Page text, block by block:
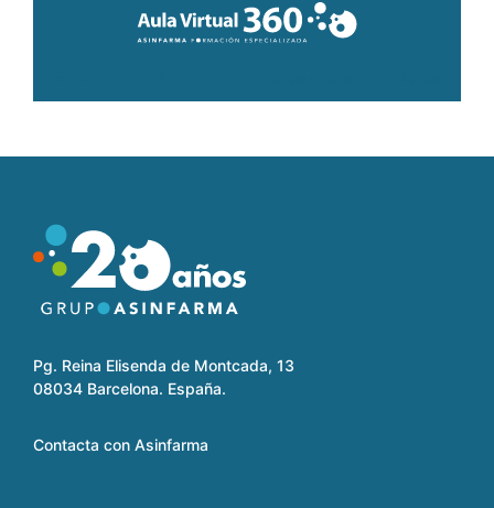
Pg. Reina Elisenda de Montcada, 13
08034 Barcelona. España.
Contacta con Asinfarma